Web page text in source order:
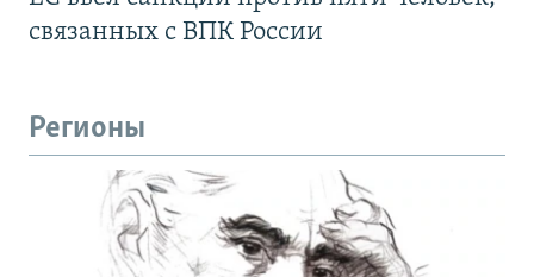
связанных с ВПК России
Регионы